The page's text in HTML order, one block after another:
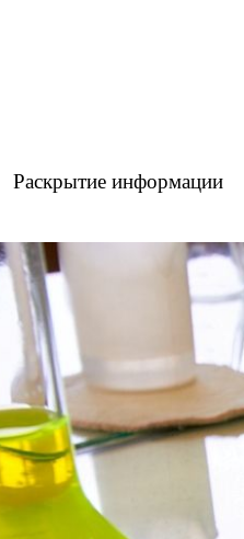
Раскрытие информации